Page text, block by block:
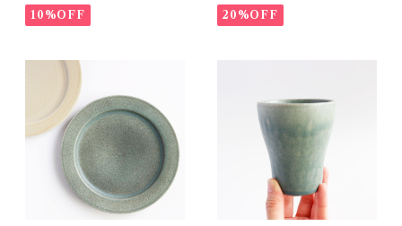
10%OFF 20%OFF